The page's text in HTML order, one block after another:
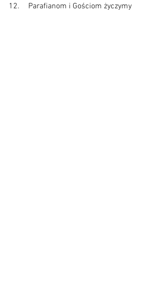
12.	Parafianom i Gościom życzymy